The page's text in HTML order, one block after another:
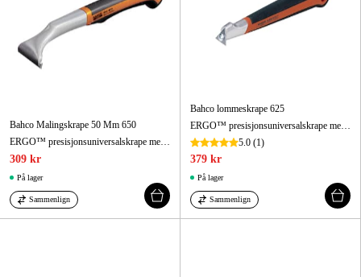
Bahco Malingskrape 50 Mm 650
309 kr
På lager
Sammenlign
Bahco lommeskrape 625
5.0 (1)
379 kr
På lager
Sammenlign